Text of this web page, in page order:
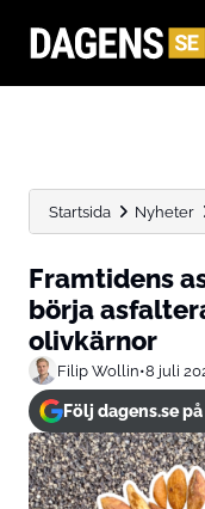
Startsida Nyheter
Framtidens
börja
olivkärnor
Filip Wollin•8 juli
Följ dagens.se